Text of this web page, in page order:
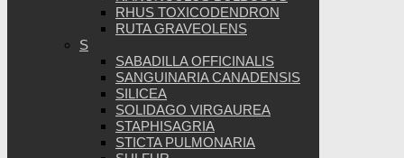
RHUS TOXICODENDRON
RUTA GRAVEOLENS
S
SABADILLA OFFICINALIS
SANGUINARIA CANADENSIS
SILICEA
SOLIDAGO VIRGAUREA
STAPHISAGRIA
STICTA PULMONARIA